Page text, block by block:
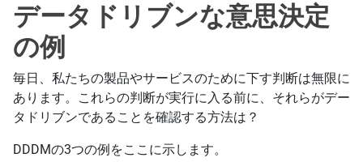
データドリブンな意思決定
の例
毎日、私たちの製品やサービスのために下す判断は無限に
あります。これらの判断が実行に入る前に、それらがデー
タドリブンであることを確認する方法は？
DDDMの3つの例をここに示します。